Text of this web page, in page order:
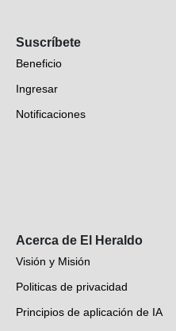
EH Verifica
Fotogalerías
Deportes
Videos
Suscríbete
Beneficio
Ingresar
Notificaciones
Acerca de El Heraldo
Visión y Misión
Politicas de privacidad
Principios de aplicación de IA